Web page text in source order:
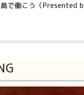
島で働こう（Presented